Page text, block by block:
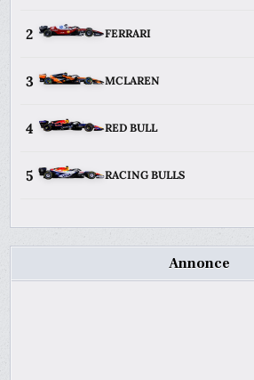
2 FERRARI
3 MCLAREN
4 RED BULL
5 RACING BULLS
Annonce